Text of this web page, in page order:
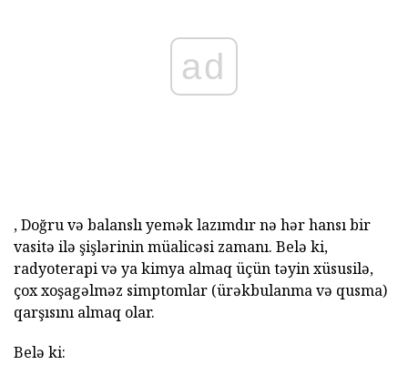
ad
, Doğru və balanslı yemək lazımdır nə hər hansı bir
vasitə ilə şişlərinin müalicəsi zamanı. Belə ki,
radyoterapi və ya kimya almaq üçün təyin xüsusilə,
çox xoşagəlməz simptomlar (ürəkbulanma və qusma)
qarşısını almaq olar.
Belə ki: